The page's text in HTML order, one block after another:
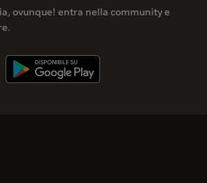
ovunque! entra nella community e